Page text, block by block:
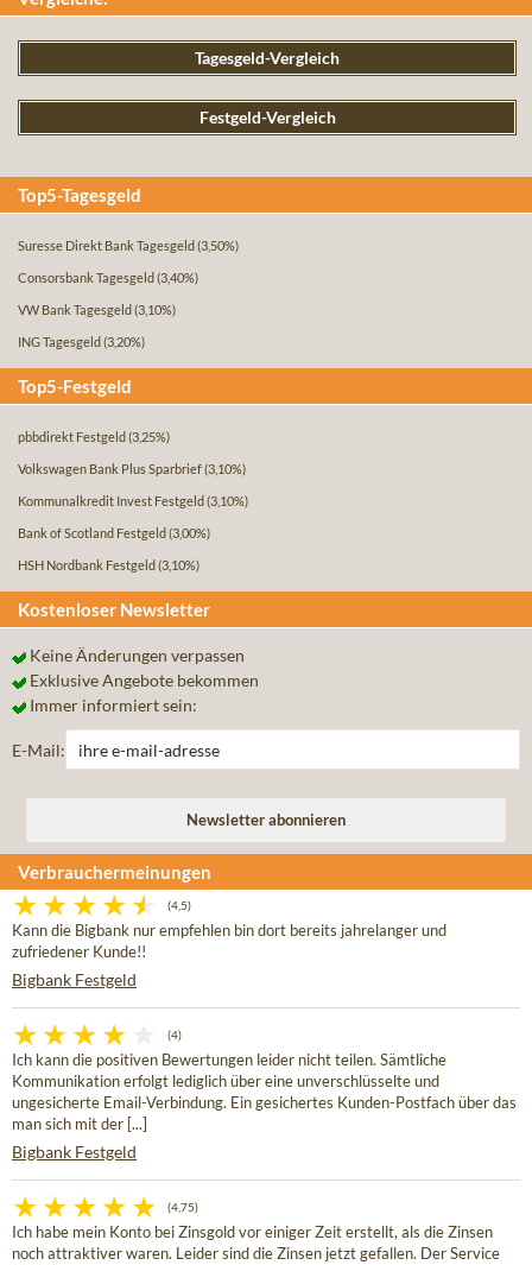
Tagesgeld-Vergleich
Festgeld-Vergleich
Top5-Tagesgeld
Suresse Direkt Bank Tagesgeld (3,50%)
Consorsbank Tagesgeld (3,40%)
VW Bank Tagesgeld (3,10%)
ING Tagesgeld (3,20%)
Top5-Festgeld
pbbdirekt Festgeld (3,25%)
Volkswagen Bank Plus Sparbrief(3,10%)
Kommunalkredit Invest Festgeld (3,10%)
Bank of Scotland Festgeld (3,00%)
HSH Nordbank Festgeld (3,10%)
Kostenloser Newsletter
Keine Änderungen verpassen
Exklusive Angebote bekommen
Immer informiert sein:
E-Mail:
Verbrauchermeinungen
(4,5)
Kann die Bigbank nur empfehlen bin dort bereits jahrelanger und
zufriedener Kunde!!
Bigbank Festgeld
(4)
Ich kann die positiven Bewertungen leider nicht teilen. Sämtliche
Kommunikation erfolgt lediglich über eine unverschlüsselte und
ungesicherte Email-Verbindung. Ein gesichertes Kunden-Postfach über das
man sich mit der [...]
Bigbank Festgeld
(4,75)
Ich habe mein Konto bei Zinsgold vor einiger Zeit erstellt, als die Zinsen
noch attraktiver waren. Leider sind die Zinsen jetzt gefallen. Der Service